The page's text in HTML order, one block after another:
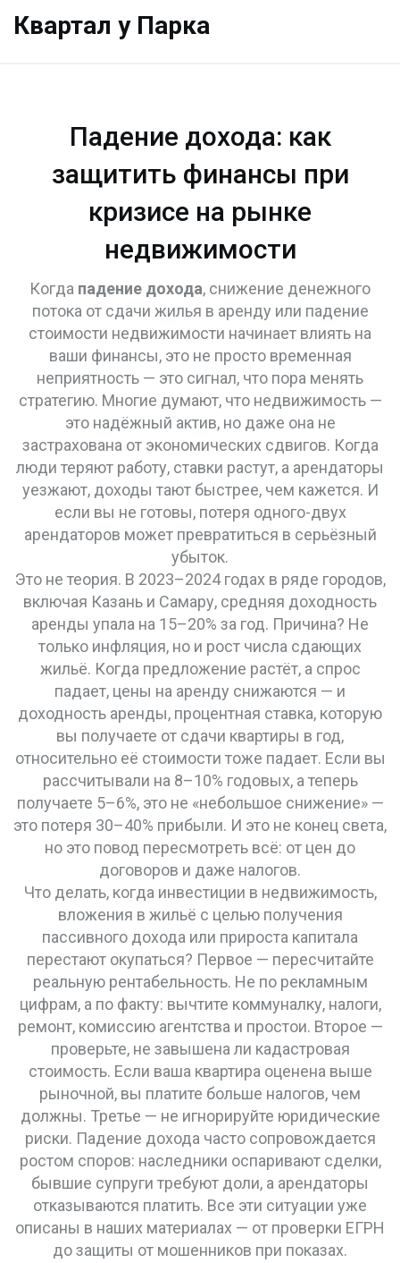
Квартал у Парка
Падение дохода: как
защитить финансы при
кризисе на рынке
недвижимости
Когда падение дохода, снижение денежного
потока от сдачи жилья в аренду или падение
стоимости недвижимости начинает влиять на
ваши финансы, это не просто временная
неприятность — это сигнал, что пора менять
стратегию. Многие думают, что недвижимость —
это надёжный актив, но даже она не
застрахована от экономических сдвигов. Когда
люди теряют работу, ставки растут, а арендаторы
уезжают, доходы тают быстрее, чем кажется. И
если вы не готовы, потеря одного-двух
арендаторов может превратиться в серьёзный
убыток.
Это не теория. В 2023–2024 годах в ряде городов,
включая Казань и Самару, средняя доходность
аренды упала на 15–20% за год. Причина? Не
только инфляция, но и рост числа сдающих
жильё. Когда предложение растёт, а спрос
падает, цены на аренду снижаются — и
доходность аренды, процентная ставка, которую
вы получаете от сдачи квартиры в год,
относительно её стоимости тоже падает. Если вы
рассчитывали на 8–10% годовых, а теперь
получаете 5–6%, это не «небольшое снижение» —
это потеря 30–40% прибыли. И это не конец света,
но это повод пересмотреть всё: от цен до
договоров и даже налогов.
Что делать, когда инвестиции в недвижимость,
вложения в жильё с целью получения
пассивного дохода или прироста капитала
перестают окупаться? Первое — пересчитайте
реальную рентабельность. Не по рекламным
цифрам, а по факту: вычтите коммуналку, налоги,
ремонт, комиссию агентства и простои. Второе —
проверьте, не завышена ли кадастровая
стоимость. Если ваша квартира оценена выше
рыночной, вы платите больше налогов, чем
должны. Третье — не игнорируйте юридические
риски. Падение дохода часто сопровождается
ростом споров: наследники оспаривают сделки,
бывшие супруги требуют доли, а арендаторы
отказываются платить. Все эти ситуации уже
описаны в наших материалах — от проверки ЕГРН
до защиты от мошенников при показах.